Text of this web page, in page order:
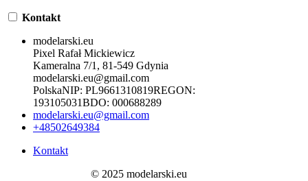
Kontakt
modelarski.eu
Pixel Rafał Mickiewicz
Kameralna 7/1, 81-549 Gdynia
modelarski.eu@gmail.com
PolskaNIP: PL9661310819REGON:
193105031BDO: 000688289
modelarski.eu@gmail.com
+48502649384
Kontakt
© 2025 modelarski.eu